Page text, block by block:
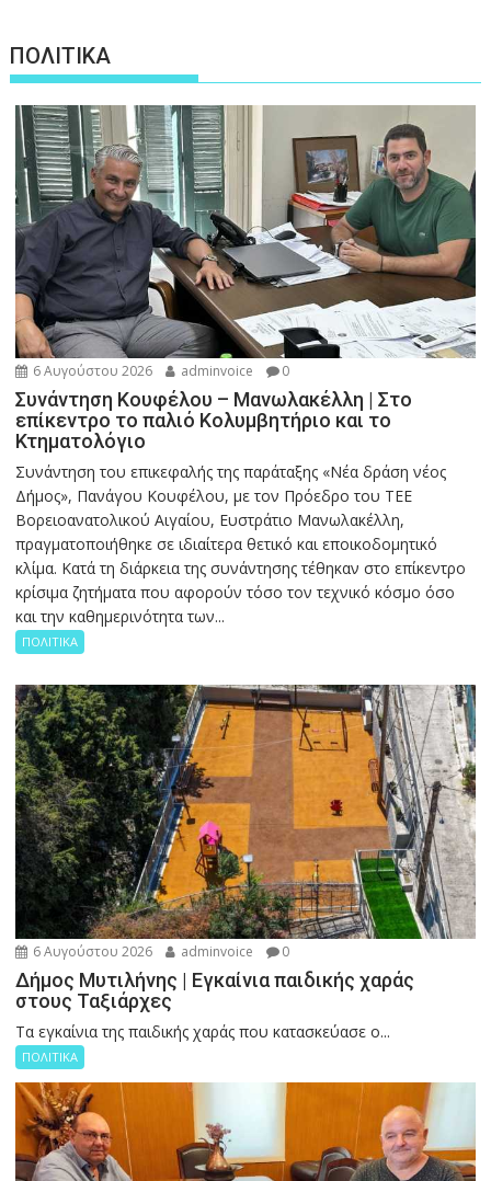
ΠΟΛΙΤΙΚΑ
6 Αυγούστου 2026 adminvoice 0
Συνάντηση Κουφέλου – Μανωλακέλλη | Στο
επίκεντρο το παλιό Κολυμβητήριο και το
Κτηματολόγιο
Συνάντηση του επικεφαλής της παράταξης «Νέα δράση νέος
Δήμος», Πανάγου Κουφέλου, με τον Πρόεδρο του ΤΕΕ
Βορειοανατολικού Αιγαίου, Ευστράτιο Μανωλακέλλη,
πραγματοποιήθηκε σε ιδιαίτερα θετικό και εποικοδομητικό
κλίμα. Κατά τη διάρκεια της συνάντησης τέθηκαν στο επίκεντρο
κρίσιμα ζητήματα που αφορούν τόσο τον τεχνικό κόσμο όσο
και την καθημερινότητα των...
ΠΟΛΙΤΙΚΑ
6 Αυγούστου 2026 adminvoice 0
Δήμος Μυτιλήνης | Εγκαίνια παιδικής χαράς
στους Ταξιάρχες
Tα εγκαίνια της παιδικής χαράς που κατασκεύασε ο...
ΠΟΛΙΤΙΚΑ